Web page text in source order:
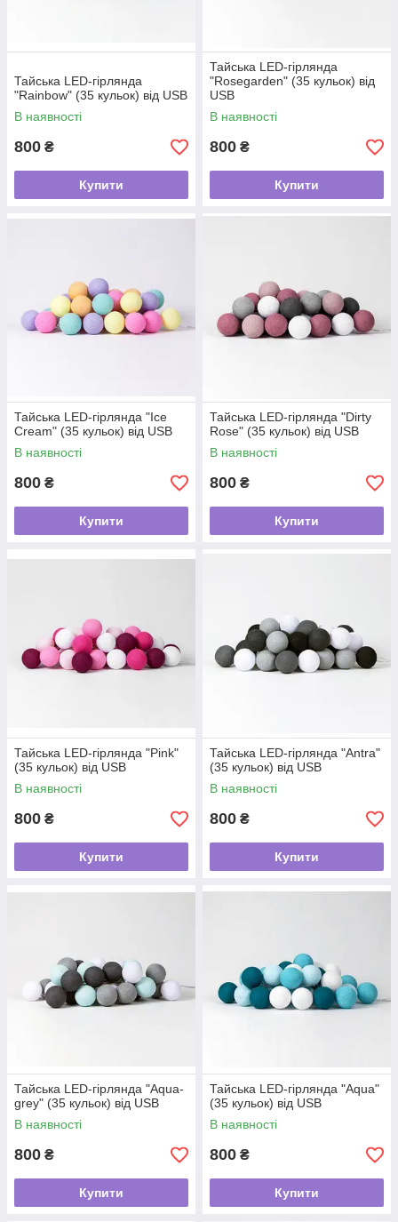
Тайська LED-гірлянда
"Rainbow" (35 кульок) від USB
В наявності
800 ₴
Купити
Тайська LED-гірлянда
"Rosegarden" (35 кульок) від
USB
В наявності
800 ₴
Купити
Тайська LED-гірлянда "Ice
Cream" (35 кульок) від USB
В наявності
800 ₴
Купити
Тайська LED-гірлянда "Dirty
Rose" (35 кульок) від USB
В наявності
800 ₴
Купити
Тайська LED-гірлянда "Pink"
(35 кульок) від USB
В наявності
800 ₴
Купити
Тайська LED-гірлянда "Antra"
(35 кульок) від USB
В наявності
800 ₴
Купити
Тайська LED-гірлянда "Aqua-
grey" (35 кульок) від USB
В наявності
800 ₴
Купити
Тайська LED-гірлянда "Aqua"
(35 кульок) від USB
В наявності
800 ₴
Купити